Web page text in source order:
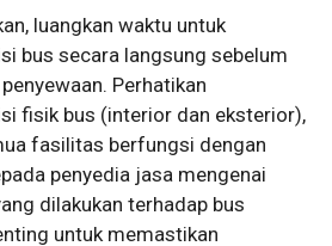
luangkan waktu untuk
bus secara langsung sebelum
Perhatikan
fisik bus (interior dan eksterior),
fasilitas berfungsi dengan
penyedia jasa mengenai
dilakukan terhadap bus
untuk memastikan